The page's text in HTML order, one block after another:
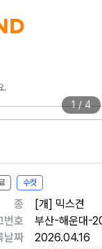
.
1 / 4
수컷
ㅤ종
[개] 믹스견
번호
부산-해운대-
날짜
2026.04.16